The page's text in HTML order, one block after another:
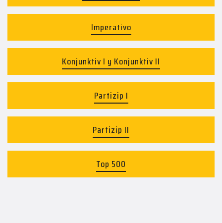
Imperativo
Konjunktiv I y Konjunktiv II
Partizip I
Partizip II
Top 500